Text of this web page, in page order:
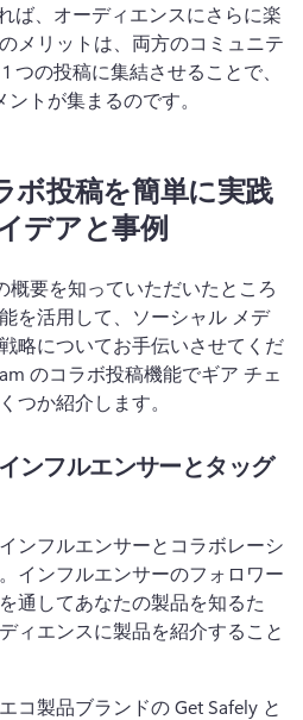
ば、オーディエンスにさらに楽
メリットは、 両方のコミュニテ
つの投稿に集結させることで、
トが集まるのです。
ボ投稿を簡単に実践
デアと事例
概要を知っていただいたところ
を活用して、ソーシャル メデ
略についてお手伝いさせてくだ
のコラボ投稿機能でギア チェ
つか紹介します。
ンフルエンサーとタッグ
ンフルエンサーとコラボレーシ
インフルエンサーのフォロワー
通してあなたの製品を知るた
ィエンスに製品を紹介すること
コ製品ブランドの Get Safely と